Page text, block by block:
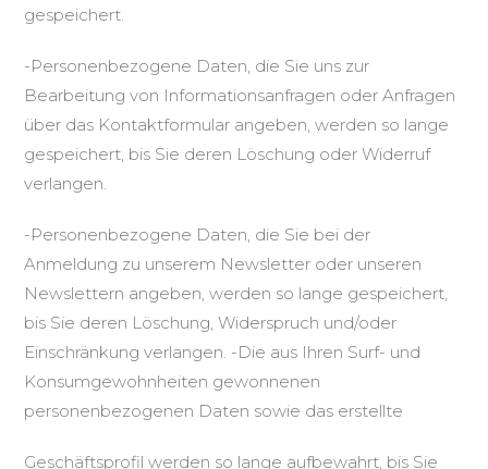
gespeichert.
-Personenbezogene Daten, die Sie uns zur
Bearbeitung von Informationsanfragen oder Anfragen
über das Kontaktformular angeben, werden so lange
gespeichert, bis Sie deren Löschung oder Widerruf
verlangen.
-Personenbezogene Daten, die Sie bei der
Anmeldung zu unserem Newsletter oder unseren
Newslettern angeben, werden so lange gespeichert,
bis Sie deren Löschung, Widerspruch und/oder
Einschränkung verlangen. -Die aus Ihren Surf- und
Konsumgewohnheiten gewonnenen
personenbezogenen Daten sowie das erstellte
Geschäftsprofil werden so lange aufbewahrt, bis Sie